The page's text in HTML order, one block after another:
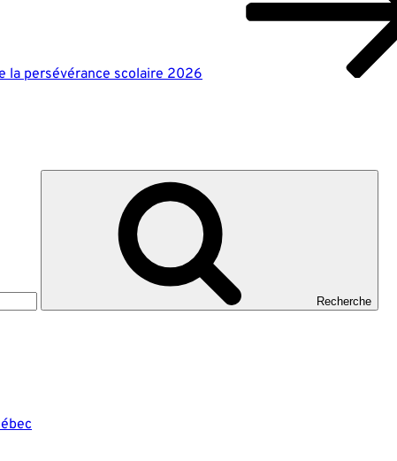
la persévérance scolaire 2026
Recherche